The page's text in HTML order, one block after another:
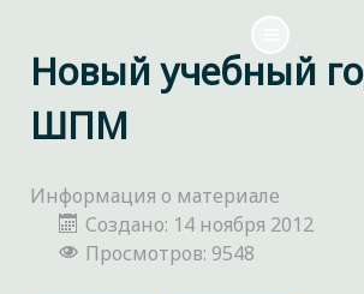
Новый учебный
ШПМ
Информация о материале
Создано: 14 ноября 2012
Просмотров: 9548